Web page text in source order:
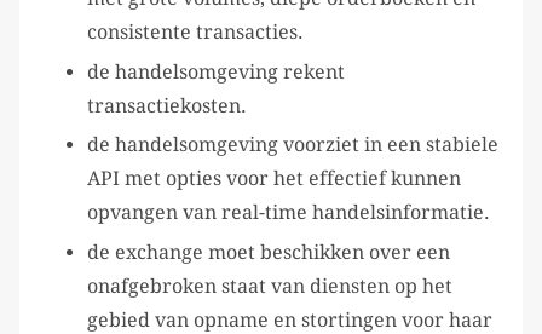
consistente transacties.
de handelsomgeving rekent
transactiekosten.
de handelsomgeving voorziet in een stabiele
API met opties voor het effectief kunnen
opvangen van real-time handelsinformatie.
de exchange moet beschikken over een
onafgebroken staat van diensten op het
gebied van opname en stortingen voor haar